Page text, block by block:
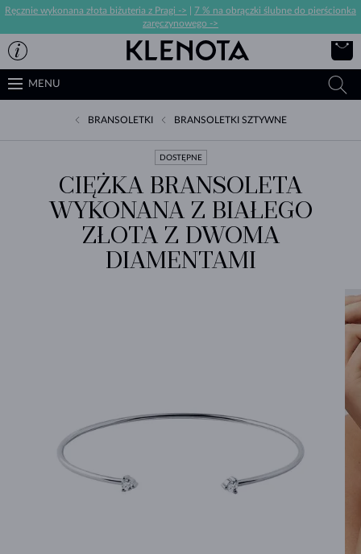
Ręcznie wykonana złota biżuteria z Pragi ->
7 % na obrączki ślubne do pierścionka
zaręczynowego ->
MENU
BRANSOLETKI BRANSOLETKI SZTYWNE
DOSTĘPNE
CIĘŻKA BRANSOLETA
WYKONANA Z BIAŁEGO
ZŁOTA Z DWOMA
DIAMENTAMI